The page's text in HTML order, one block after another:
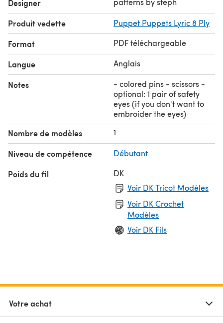
modifications; do not redistribute, including publishing
on the internet.
✿ The finished figure/item is yours. :) Feel free to sell the
finished products, handmade by yourself (no mass
production). I'd love it if you would refer to my
pattern/shop when doing so.
Thank you! :)
Designer
Produit vedette Puppet Puppets Lyric 8 Ply
Format PDF téléchargeable
Langue Anglais
Notes
- colored pins - scissors -
optional: 1 pair of safety
eyes (if you don't want to
embroider the eyes)
Nombre de modèles 1
Niveau de compétence Débutant
Poids du fil
DK
Voir DK Tricot Modèles
Voir DK Crochet
Modèles
Voir DK Fils
Votre achat